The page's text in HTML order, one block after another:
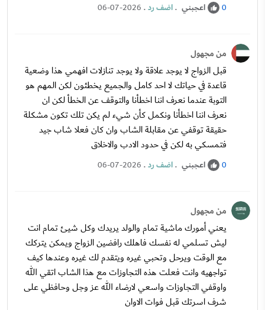
0 اعجبني .اضف رد.
06-07-2026
من مجهول
قبل الزواج لا يوجد علاقة ولا يوجد تنازلات افهمي هذا وضعية
قاعدة في حياتك لا احد كامل والجميع يخطئون لكن المهم هو
التوبة عندما نعرف اننا اخطأنا والتوقف عن الخطأ لكن ان
نعرف اننا اخطأنا ونكمل كأن شيء لم يكن تلك تكون مشكلة
حقيقة توقفي عن مقابلة الشاب وان كان فعلا شاب جيد
فتمسكي به لكن في حدود الادب والاخلاق
0 اعجبني .اضف رد.
06-07-2026
من مجهول
يعني أمورك ماشية تمام والولد يريدك وكل شيئ تمام انت
ليش تسلمي له نفسك فاهلك رافضين الزواج ويمكن يتركك
مع الوقت ويرحل وتحبي غيره ويتقدم لك غيره وعندها كيف
تواجهيه وانت فعلت هذه التجاوزات مع هذا الشاب اتقي الله
واوقفي التجاوزات واسعي لارضاء الله عز وجل وحافظي على
شرف اسرتك قبل فوات الاوان